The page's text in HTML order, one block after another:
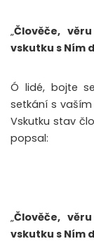
„Člověče,
vskutku s Ním
Ó lidé, bojte
setkání s vaším
Vskutku stav
popsal:
„Člověče,
vskutku s Ním